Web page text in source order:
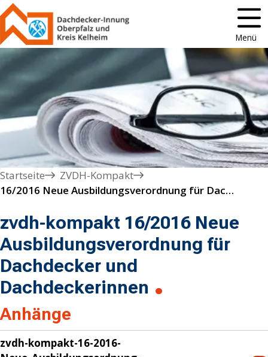
Menü
Startseite
ZVDH-Kompakt
16/2016 Neue Ausbildungsverordnung für Dachdecker und Dachdeckerinnen
zvdh-kompakt 16/2016 Neue
Ausbildungsverordnung für
Dachdecker und
Dachdeckerinnen
Anhänge
zvdh-kompakt-16-2016-